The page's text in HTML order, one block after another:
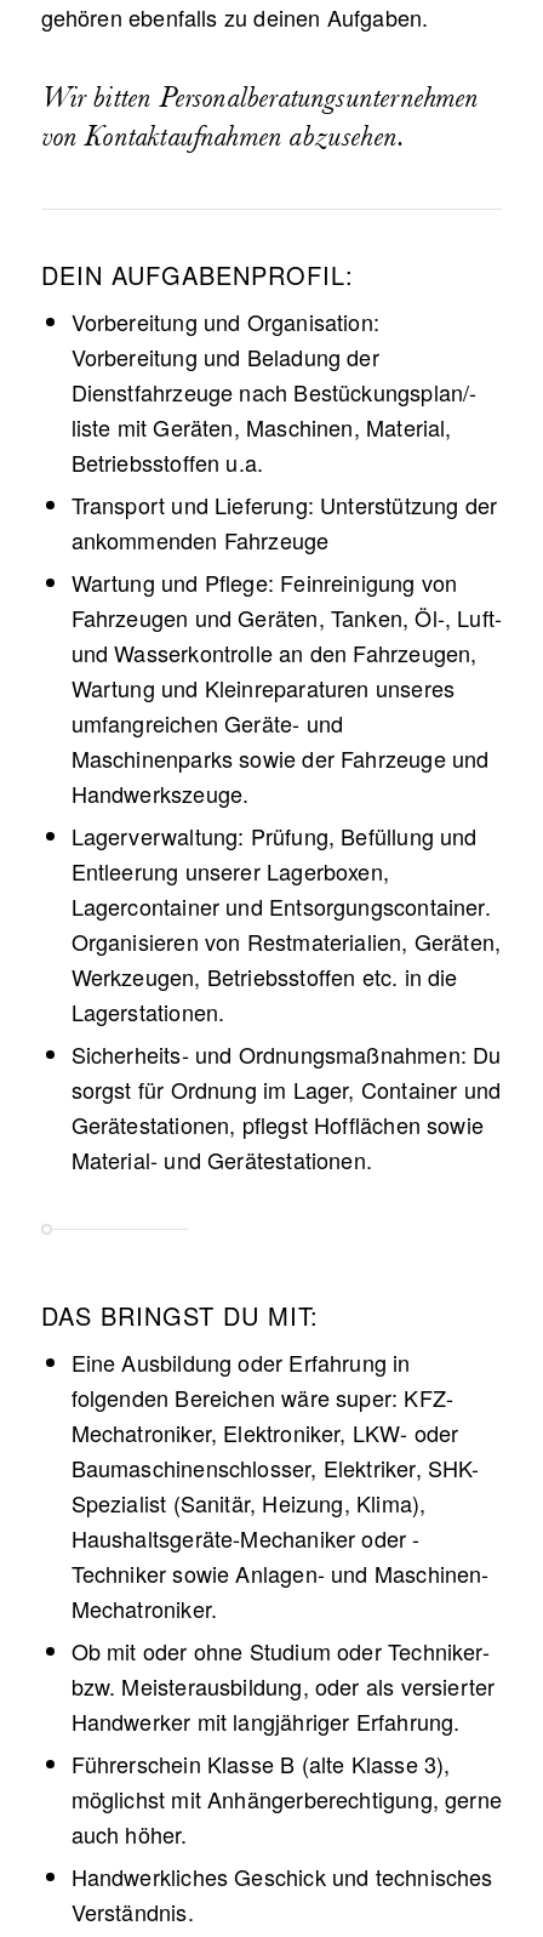
gehören ebenfalls zu deinen Aufgaben.
Wir bitten Personalberatungsunternehmen
von Kontaktaufnahmen abzusehen.
DEIN AUFGABENPROFIL:
Vorbereitung und Organisation:
Vorbereitung und Beladung der
Dienstfahrzeuge nach Bestückungsplan/-
liste mit Geräten, Maschinen, Material,
Betriebsstoffen u.a.
Transport und Lieferung: Unterstützung der
ankommenden Fahrzeuge
Wartung und Pflege: Feinreinigung von
Fahrzeugen und Geräten, Tanken, Öl-, Luft-
und Wasserkontrolle an den Fahrzeugen,
Wartung und Kleinreparaturen unseres
umfangreichen Geräte- und
Maschinenparks sowie der Fahrzeuge und
Handwerkszeuge.
Lagerverwaltung: Prüfung, Befüllung und
Entleerung unserer Lagerboxen,
Lagercontainer und Entsorgungscontainer.
Organisieren von Restmaterialien, Geräten,
Werkzeugen, Betriebsstoffen etc. in die
Lagerstationen.
Sicherheits- und Ordnungsmaßnahmen: Du
sorgst für Ordnung im Lager, Container und
Gerätestationen, pflegst Hofflächen sowie
Material- und Gerätestationen.
DAS BRINGST DU MIT:
Eine Ausbildung oder Erfahrung in
folgenden Bereichen wäre super: KFZ-
Mechatroniker, Elektroniker, LKW- oder
Baumaschinenschlosser, Elektriker, SHK-
Spezialist (Sanitär, Heizung, Klima),
Haushaltsgeräte-Mechaniker oder -
Techniker sowie Anlagen- und Maschinen-
Mechatroniker.
Ob mit oder ohne Studium oder Techniker-
bzw. Meisterausbildung, oder als versierter
Handwerker mit langjähriger Erfahrung.
Führerschein Klasse B (alte Klasse 3),
möglichst mit Anhängerberechtigung, gerne
auch höher.
Handwerkliches Geschick und technisches
Verständnis.